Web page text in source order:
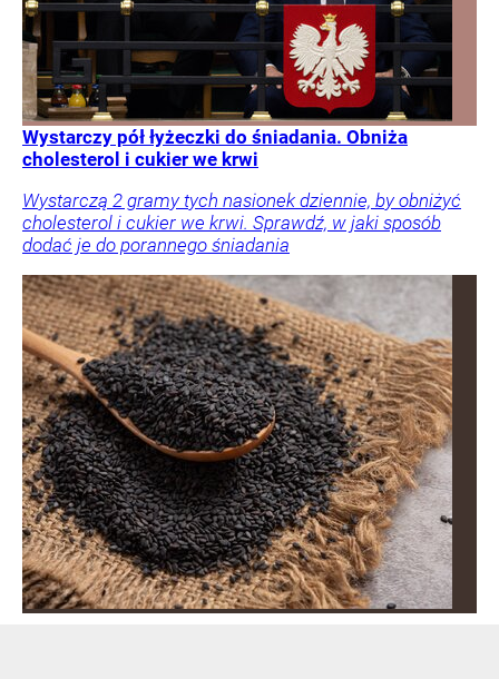
Wystarczy pół łyżeczki do śniadania. Obniża
cholesterol i cukier we krwi
Wystarczą 2 gramy tych nasionek dziennie, by obniżyć
cholesterol i cukier we krwi. Sprawdź, w jaki sposób
dodać je do porannego śniadania